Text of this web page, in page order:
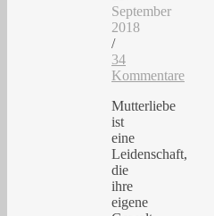
September
2018
/
34
Kommentare
Mutterliebe
ist
eine
Leidenschaft,
die
ihre
eigene